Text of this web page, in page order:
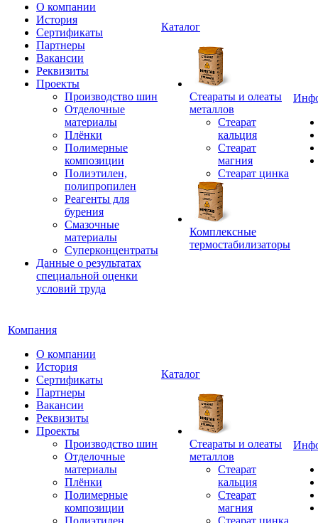
О компании
История
Сертификаты
Партнеры
Вакансии
Реквизиты
Проекты
Производство шин
Отделочные
материалы
Плёнки
Полимерные
композиции
Полиэтилен,
полипропилен
Реагенты для
бурения
Смазочные
материалы
Суперконцентраты
Данные о результатах
специальной оценки
условий труда
Каталог
Стеараты и олеаты
металлов
Стеарат
кальция
Стеарат
магния
Стеарат цинка
Комплексные
термостабилизаторы
Компания
О компании
История
Сертификаты
Партнеры
Вакансии
Реквизиты
Проекты
Производство шин
Отделочные
материалы
Плёнки
Полимерные
композиции
Полиэтилен,
Каталог
Стеараты и олеаты
металлов
Стеарат
кальция
Стеарат
магния
Стеарат цинка